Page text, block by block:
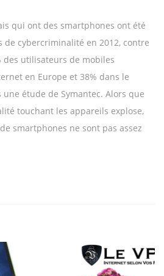
qui ont des smartphones ont été
de cybercriminalité en 2012, contre
des utilisateurs de mobiles
en Europe et 38% dans le
une étude de Symantec. Alors que
touchant les appareils explose,
smartphones ne sont pas assez